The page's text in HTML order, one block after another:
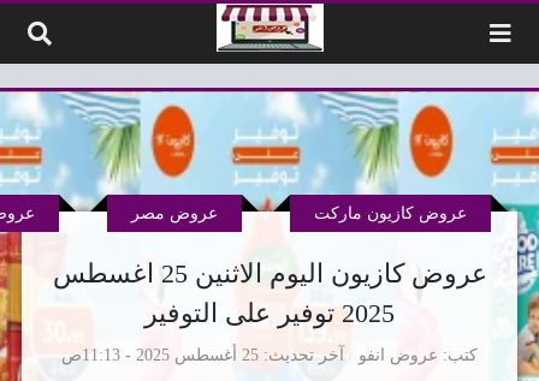
عروض كازيون اليوم الاثنين 25 اغسطس
2025 توفير على التوفير
كتب عروض انفو
عروض كازيون ماركت عروض مصر
آخر تحديث 25 أغسطس 2025 - 11:13ص